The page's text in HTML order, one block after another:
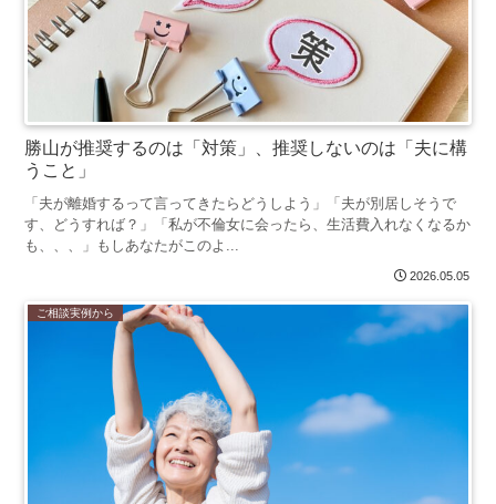
勝山が推奨するのは「対策」、推奨しないのは「夫に構
うこと」
「夫が離婚するって言ってきたらどうしよう」「夫が別居しそうで
す、どうすれば？」「私が不倫女に会ったら、生活費入れなくなるか
も、、、」もしあなたがこのよ...
2026.05.05
ご相談実例から